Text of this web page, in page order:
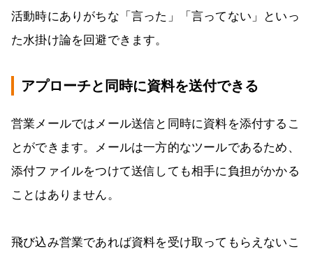
活動時にありがちな「言った」「言ってない」といっ
た水掛け論を回避できます。
アプローチと同時に資料を送付できる
営業メールではメール送信と同時に資料を添付するこ
とができます。メールは一方的なツールであるため、
添付ファイルをつけて送信しても相手に負担がかかる
ことはありません。
飛び込み営業であれば資料を受け取ってもらえないこ